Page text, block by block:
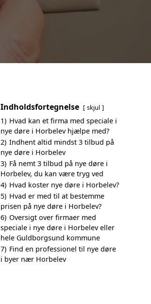
Indholdsfortegnelse skjul
1) Hvad kan et firma med speciale i
nye døre i Horbelev hjælpe med?
2) Indhent altid mindst 3 tilbud på
nye døre i Horbelev
3) Få nemt 3 tilbud på nye døre i
Horbelev, du kan være tryg ved
4) Hvad koster nye døre i Horbelev?
5) Hvad er med til at bestemme
prisen på nye døre i Horbelev?
6) Oversigt over firmaer med
speciale i nye døre i Horbelev eller
hele Guldborgsund kommune
7) Find en professionel til nye døre
i byer nær Horbelev